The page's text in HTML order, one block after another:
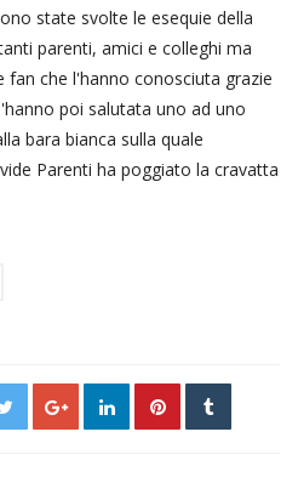
state svolte le esequie della
parenti, amici e colleghi ma
fan che l'hanno conosciuta grazie
poi salutata uno ad uno
bara bianca sulla quale
Parenti ha poggiato la cravatta